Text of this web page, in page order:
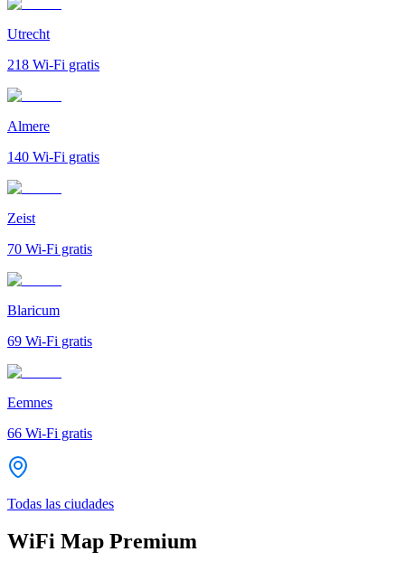
Utrecht
218 Wi-Fi gratis
Almere
140 Wi-Fi gratis
Zeist
70 Wi-Fi gratis
Blaricum
69 Wi-Fi gratis
Eemnes
66 Wi-Fi gratis
Todas las ciudades
WiFi Map Premium